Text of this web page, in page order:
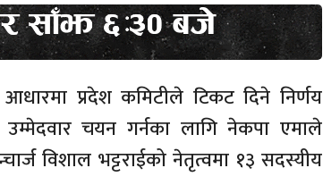
प्रदेश कमिटीले टिकट दिने निर्णय
चयन गर्नका लागि नेकपा एमाले
विशाल भट्टराईको नेतृत्वमा १३ सदस्यीय